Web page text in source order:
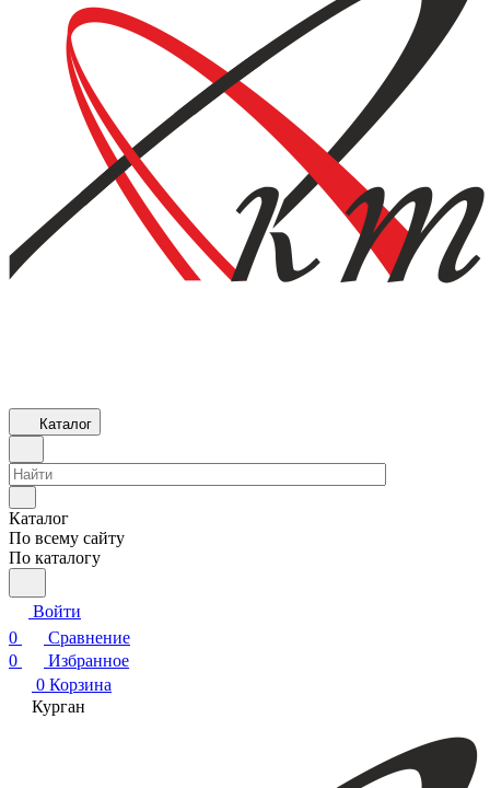
Каталог
Каталог
По всему сайту
По каталогу
Войти
0
Сравнение
0
Избранное
0 Корзина
Курган